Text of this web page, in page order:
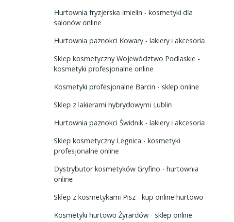
Hurtownia fryzjerska Imielin - kosmetyki dla
salonów online
Hurtownia paznokci Kowary - lakiery i akcesoria
Sklep kosmetyczny Województwo Podlaskie -
kosmetyki profesjonalne online
Kosmetyki profesjonalne Barcin - sklep online
Sklep z lakierami hybrydowymi Lublin
Hurtownia paznokci Świdnik - lakiery i akcesoria
Sklep kosmetyczny Legnica - kosmetyki
profesjonalne online
Dystrybutor kosmetyków Gryfino - hurtownia
online
Sklep z kosmetykami Pisz - kup online hurtowo
Kosmetyki hurtowo Żyrardów - sklep online